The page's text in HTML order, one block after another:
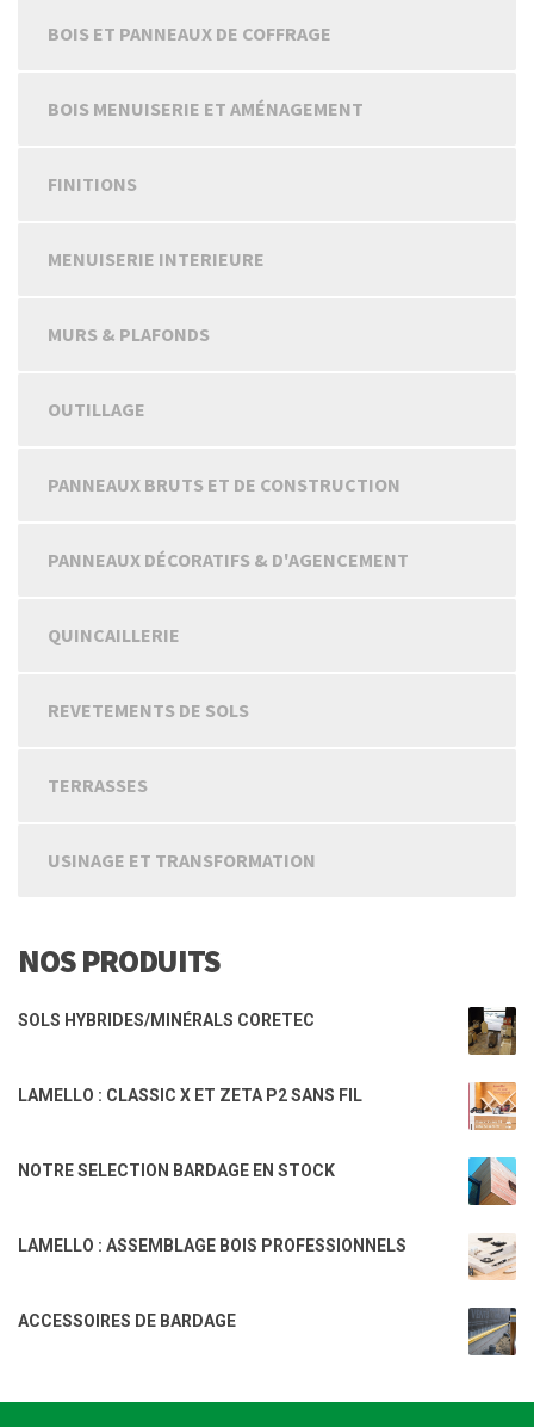
BOIS ET PANNEAUX DE COFFRAGE
BOIS MENUISERIE ET AMÉNAGEMENT
FINITIONS
MENUISERIE INTERIEURE
MURS & PLAFONDS
OUTILLAGE
PANNEAUX BRUTS ET DE CONSTRUCTION
PANNEAUX DÉCORATIFS & D'AGENCEMENT
QUINCAILLERIE
REVETEMENTS DE SOLS
TERRASSES
USINAGE ET TRANSFORMATION
NOS PRODUITS
SOLS HYBRIDES/MINÉRALS CORETEC
LAMELLO : CLASSIC X ET ZETA P2 SANS FIL
NOTRE SELECTION BARDAGE EN STOCK
LAMELLO : ASSEMBLAGE BOIS PROFESSIONNELS
ACCESSOIRES DE BARDAGE